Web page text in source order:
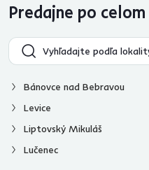
Predajne po
Bánovce nad Bebravou
Levice
Liptovský Mikuláš
Lučenec